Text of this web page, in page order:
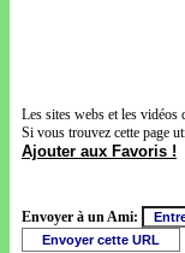
Les sites webs et les vidéos
Si vous trouvez cette page
Ajouter aux Favoris !
Envoyer à un Ami: